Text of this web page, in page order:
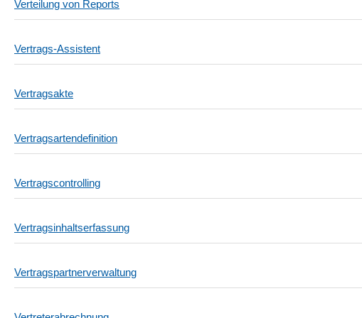
Verteilung von Reports
Vertrags-Assistent
Vertragsakte
Vertragsartendefinition
Vertragscontrolling
Vertragsinhaltserfassung
Vertragspartnerverwaltung